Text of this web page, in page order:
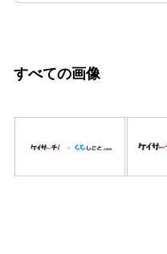
すべての画像